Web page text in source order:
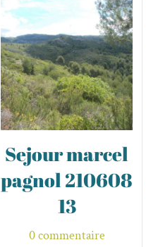
Sejour marcel
pagnol 210608
13
0 commentaire